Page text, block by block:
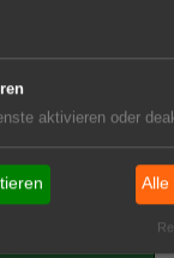
Artikel erstellt
aktivieren oder
Alle